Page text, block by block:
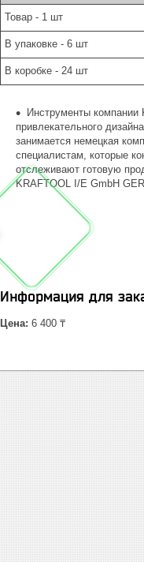
Товар - 1 шт
В упаковке - 6 шт
В коробке - 24 шт
Инструменты компании
привлекательного
занимается немецкая
специалистам, которые
отслеживают готовую
KRAFTOOL I/E GmbH
Информация для
Цена: 6 400 ₸